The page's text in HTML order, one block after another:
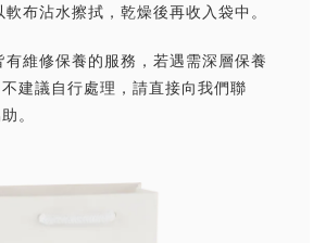
布沾水擦拭，乾燥後再收入袋中。
維修保養的服務，若遇需深層保養
建議自行處理，請直接向我們聯
。